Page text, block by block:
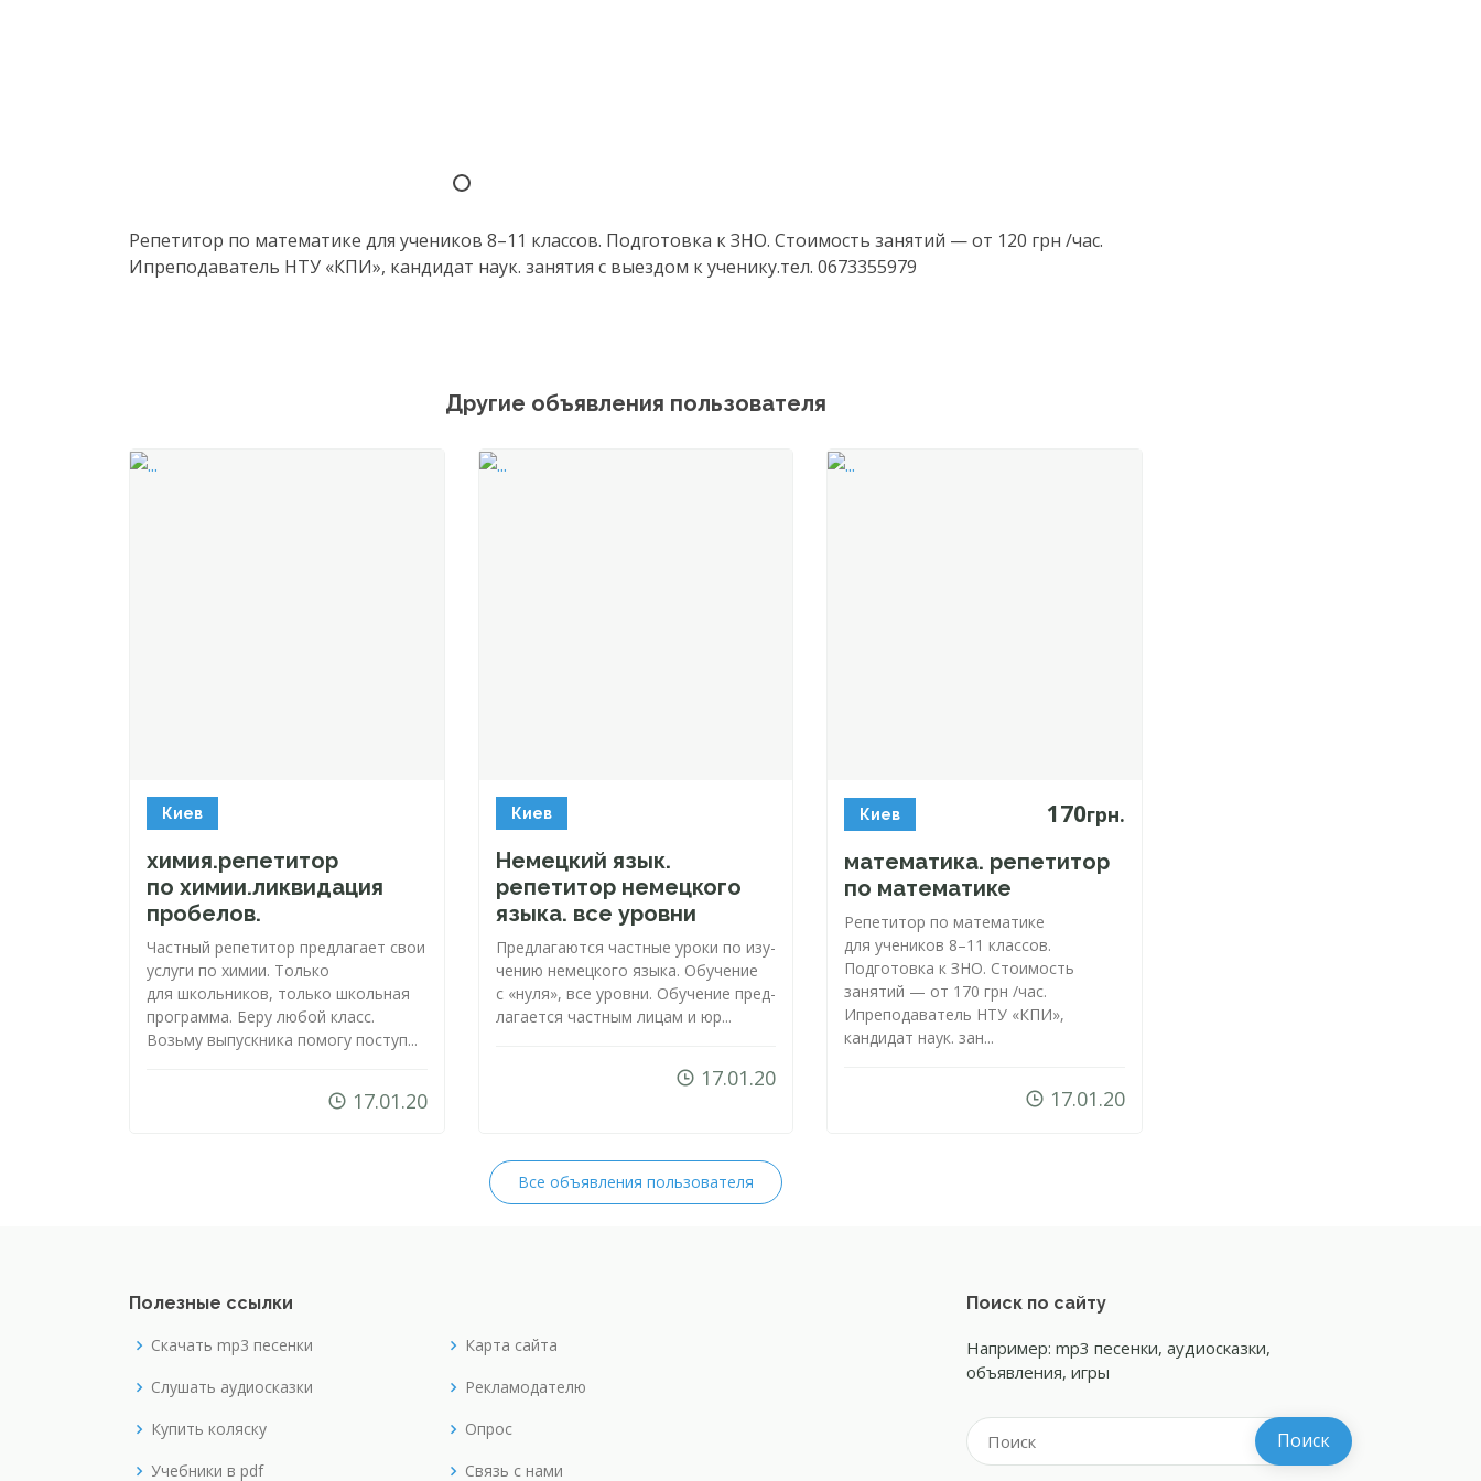
Репетитор по математике для учеников 8–11 классов. Подготовка к ЗНО. Стоимость занятий — от 120 грн /час.
Ипреподаватель НТУ «КПИ», кандидат наук. занятия с выездом к ученику.тел. 0673355979
Другие объявления пользователя
Киев
химия.репетитор
по химии.ликвидация
пробелов.
Частный репетитор предлагает свои
услуги по химии. Только
для школьников, только школьная
программа. Беру любой класс.
Возьму выпускника помогу поступ...
17.01.20
Киев
Немецкий язык.
репетитор немецкого
языка. все уровни
Пред­ла­га­ют­ся час­тные уро­ки по изу­
че­нию не­мец­ко­го язы­ка. Обуче­ние
с «ну­ля», все уров­ни. Обу­че­ние пред­
ла­га­ет­ся час­тным ли­цам и юр...
17.01.20
Киев 170грн.
математика. репетитор
по математике
Репетитор по математике
для учеников 8–11 классов.
Подготовка к ЗНО. Стоимость
занятий — от 170 грн /час.
Ипреподаватель НТУ «КПИ»,
кандидат наук. зан...
17.01.20
Все объявления пользователя
Полезные ссылки
Скачать mp3 песенки
Слушать аудиосказки
Купить коляску
Учебники в pdf
Карта сайта
Рекламодателю
Опрос
Связь с нами
Поиск по сайту
Например: mp3 песенки, аудиосказки,
объявления, игры